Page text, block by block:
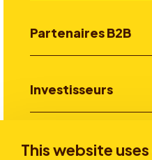
This website
Partenaires B2B
Investisseurs
Aller plus loin